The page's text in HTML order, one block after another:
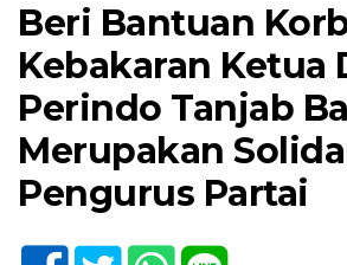
Beri Bantuan
Kebakaran Ketua
Perindo Tanjab
Merupakan
Pengurus Partai